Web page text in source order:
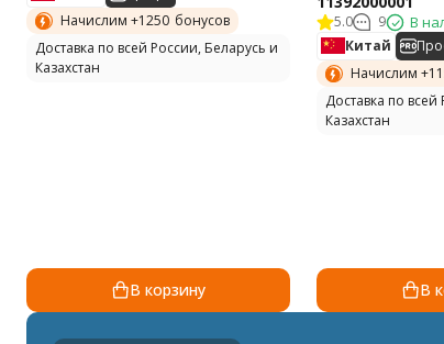
Начислим +1250 бонусов
Доставка по всей России, Беларусь и
Казахстан
В корзину
5.0 9 В
Китай
Начислим +
Доставка по
Казахстан
В